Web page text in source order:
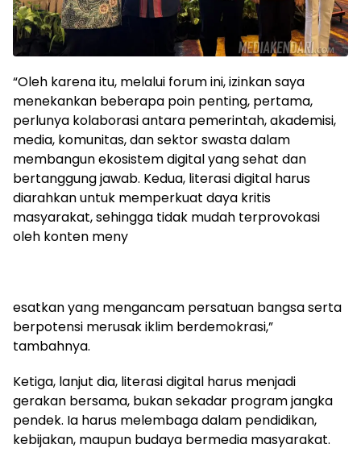
“Oleh karena itu, melalui forum ini, izinkan saya
menekankan beberapa poin penting, pertama,
perlunya kolaborasi antara pemerintah, akademisi,
media, komunitas, dan sektor swasta dalam
membangun ekosistem digital yang sehat dan
bertanggung jawab. Kedua, literasi digital harus
diarahkan untuk memperkuat daya kritis
masyarakat, sehingga tidak mudah terprovokasi
oleh konten meny
esatkan yang mengancam persatuan bangsa serta
berpotensi merusak iklim berdemokrasi,”
tambahnya.
Ketiga, lanjut dia, literasi digital harus menjadi
gerakan bersama, bukan sekadar program jangka
pendek. Ia harus melembaga dalam pendidikan,
kebijakan, maupun budaya bermedia masyarakat.